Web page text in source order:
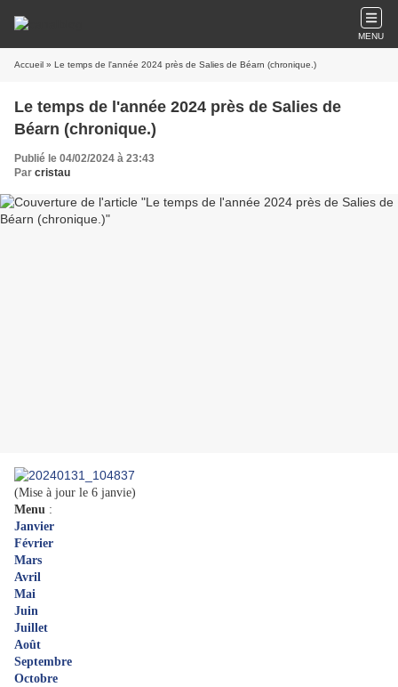
MENU
Accueil » Le temps de l'année 2024 près de Salies de Béarn (chronique.)
Le temps de l'année 2024 près de Salies de
Béarn (chronique.)
Publié le 04/02/2024 à 23:43
Par cristau
(Mise à jour le 6 janvie)
Menu :
Janvier
Février
Mars
Avril
Mai
Juin
Juillet
Août
Septembre
Octobre